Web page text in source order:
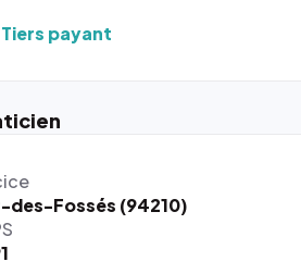
Tiers payant
des-Fossés (94210)